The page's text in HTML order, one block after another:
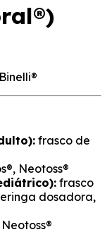
frasco de
Neotoss®
frasco
dosadora,